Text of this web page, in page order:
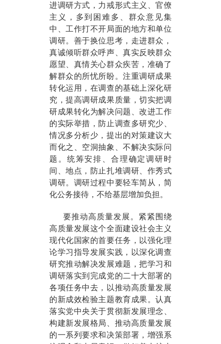
进调研方式，力戒形式主义、官僚
主义，多到困难多、群众意见集
中、工作打不开局面的地方和单位
调研。善于换位思考，走进群众，
真诚倾听群众呼声、真实反映群众
愿望、真情关心群众疾苦，准确了
解群众的所忧所盼。注重调研成果
转化运用，在调查的基础上深化研
究，提高调研成果质量，切实把调
研成果转化为解决问题、改进工作
的实际举措，防止调查多研究少、
情况多分析少，提出的对策建议大
而化之、空洞抽象、不解决实际问
题。统筹安排、合理确定调研时
间、地点，防止扎堆调研、作秀式
调研。调研过程中要轻车简从，简
化公务接待，不给基层增加负担。
要推动高质量发展。紧紧围绕
高质量发展这个全面建设社会主义
现代化国家的首要任务，以强化理
论学习指导发展实践，以深化调查
研究推动解决发展难题，把学习和
调研落实到完成党的二十大部署的
各项任务中去，以推动高质量发展
的新成效检验主题教育成果。认真
落实党中央关于贯彻新发展理念、
构建新发展格局、推动高质量发展
的一系列要求和决策部署，增强系